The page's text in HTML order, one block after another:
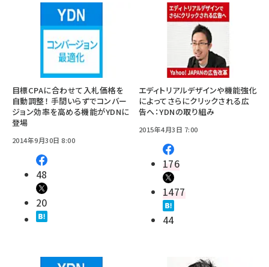
目標CPAに合わせて入札価格を
自動調整！ 手間いらずでコンバー
ジョン効率を高める機能がYDNに
登場
2014年9月30日 8:00
48
20
エディトリアルデザインや機能強化
によってさらにクリックされる広
告へ：YDNの取り組み
2015年4月3日 7:00
176
1477
44